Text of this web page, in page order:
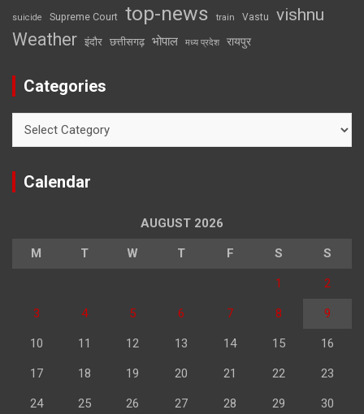
suicide Supreme Court top-news train Vastu vishnu
Weather इंदौर छत्तीसगढ़ भोपाल मध्य प्रदेश रायपुर
Categories
Calendar
AUGUST 2026
M T W T F S S
1 2
3 4 5 6 7 8 9
10 11 12 13 14 15 16
17 18 19 20 21 22 23
24 25 26 27 28 29 30